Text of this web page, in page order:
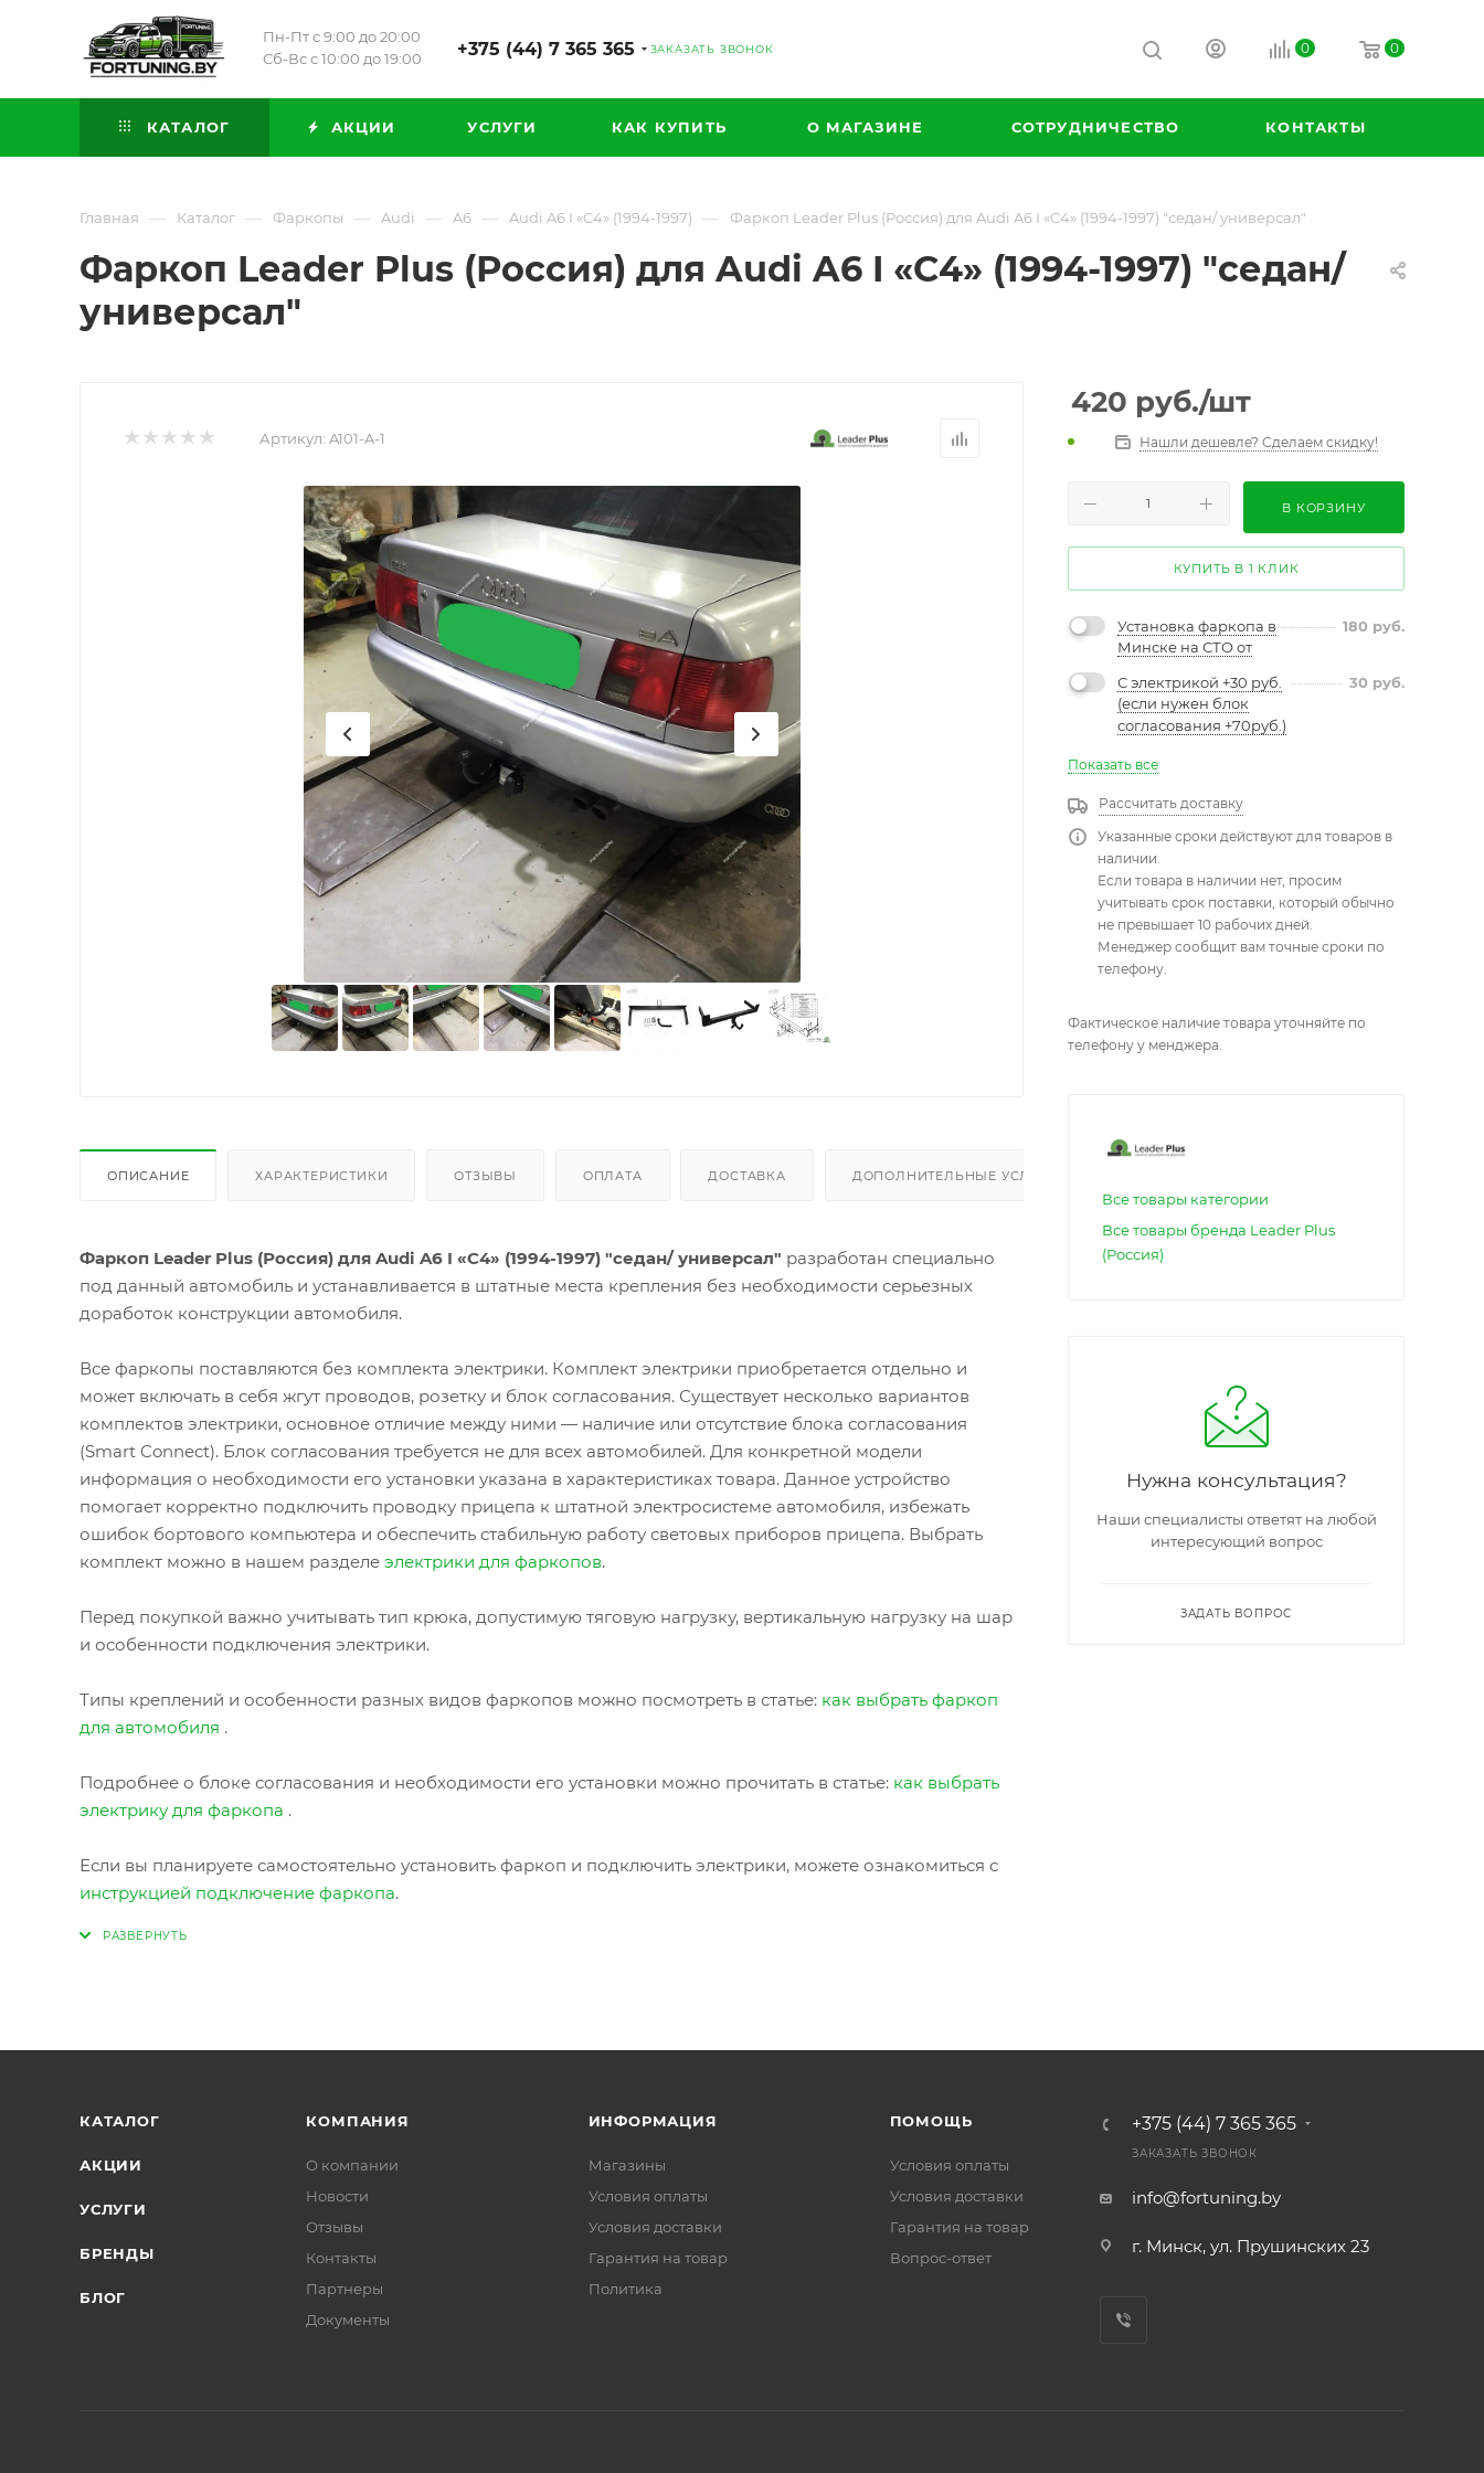
Пн-Пт с 9:00 до 20:00
Сб-Вс с 10:00 до 19:00
+375 (44) 7 365 365 ЗАКАЗАТЬ ЗВОНОК 0 0
КАТАЛОГ АКЦИИ УСЛУГИ КАК КУПИТЬ О МАГАЗИНЕ СОТРУДНИЧЕСТВО КОНТАКТЫ
Главная — Каталог — Фаркопы — Audi — A6 — Audi A6 I «C4» (1994-1997) — Фаркоп Leader Plus (Россия) для Audi A6 I «C4» (1994-1997) "седан/ универсал"
Фаркоп Leader Plus (Россия) для Audi A6 I «C4» (1994-1997) "седан/
универсал"
Артикул: A101-A-1
ОПИСАНИЕ ХАРАКТЕРИСТИКИ ОТЗЫВЫ ОПЛАТА ДОСТАВКА ДОПОЛНИТЕЛЬНЫЕ УСЛУГИ
Фаркоп Leader Plus (Россия) для Audi A6 I «C4» (1994-1997) "седан/ универсал" разработан специально
под данный автомобиль и устанавливается в штатные места крепления без необходимости серьезных
доработок конструкции автомобиля.
Все фаркопы поставляются без комплекта электрики. Комплект электрики приобретается отдельно и
может включать в себя жгут проводов, розетку и блок согласования. Существует несколько вариантов
комплектов электрики, основное отличие между ними — наличие или отсутствие блока согласования
(Smart Connect). Блок согласования требуется не для всех автомобилей. Для конкретной модели
информация о необходимости его установки указана в характеристиках товара. Данное устройство
помогает корректно подключить проводку прицепа к штатной электросистеме автомобиля, избежать
ошибок бортового компьютера и обеспечить стабильную работу световых приборов прицепа. Выбрать
комплект можно в нашем разделе электрики для фаркопов.
Перед покупкой важно учитывать тип крюка, допустимую тяговую нагрузку, вертикальную нагрузку на шар
и особенности подключения электрики.
Типы креплений и особенности разных видов фаркопов можно посмотреть в статье: как выбрать фаркоп
для автомобиля .
Подробнее о блоке согласования и необходимости его установки можно прочитать в статье: как выбрать
электрику для фаркопа .
Если вы планируете самостоятельно установить фаркоп и подключить электрики, можете ознакомиться с
инструкцией подключение фаркопа.
420 руб./шт
Нашли дешевле? Сделаем скидку!
В КОРЗИНУ
КУПИТЬ В 1 КЛИК
Установка фаркопа в
Минске на СТО от
180 руб.
С электрикой +30 руб.
(если нужен блок
согласования +70руб.)
30 руб.
Показать все
Рассчитать доставку
Указанные сроки действуют для товаров в
наличии.
Если товара в наличии нет, просим
учитывать срок поставки, который обычно
не превышает 10 рабочих дней.
Менеджер сообщит вам точные сроки по
телефону.
Фактическое наличие товара уточняйте по
телефону у менджера.
Все товары категории
Все товары бренда Leader Plus
(Россия)
Нужна консультация?
Наши специалисты ответят на любой
интересующий вопрос
ЗАДАТЬ ВОПРОС
КАТАЛОГ
АКЦИИ
УСЛУГИ
БРЕНДЫ
БЛОГ
КОМПАНИЯ
О компании
Новости
Отзывы
Контакты
Партнеры
Документы
ИНФОРМАЦИЯ
Магазины
Условия оплаты
Условия доставки
Гарантия на товар
Политика
ПОМОЩЬ
Условия оплаты
Условия доставки
Гарантия на товар
Вопрос-ответ
+375 (44) 7 365 365
ЗАКАЗАТЬ ЗВОНОК
info@fortuning.by
г. Минск, ул. Прушинских 23